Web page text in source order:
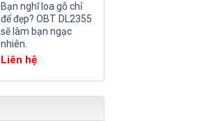
Bạn nghĩ loa gỗ chỉ
để đẹp? OBT DL2355
sẽ làm bạn ngạc
nhiên.
Liên hệ